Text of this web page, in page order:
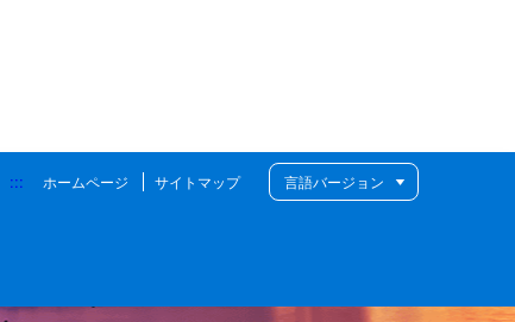
::: ホームページ サイトマップ 言語バージョン